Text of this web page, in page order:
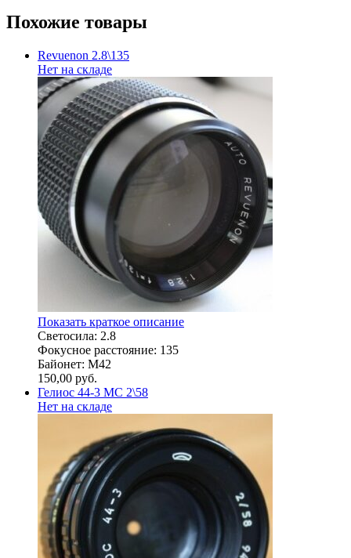
Похожие товары
Revuenon 2.8\135
Нет на складе
Показать краткое описание
Светосила: 2.8
Фокусное расстояние: 135
Байонет: M42
150,00 руб.
Гелиос 44-3 МС 2\58
Нет на складе